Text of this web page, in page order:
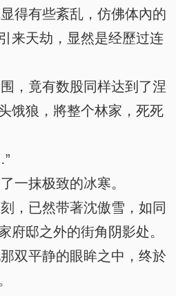
得有些紊乱，仿佛体內的
来天劫，显然是经歷过连
，竟有数股同样达到了涅
饿狼，將整个林家，死死
一抹极致的冰寒。
，已然带著沈傲雪，如同
府邸之外的街角阴影处。
双平静的眼眸之中，终於